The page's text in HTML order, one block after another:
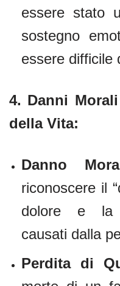
essere stato
sostegno
essere difficile
4. Danni
della Vita:
Danno
riconoscere il
dolore e la
causati dalla
Perdita di